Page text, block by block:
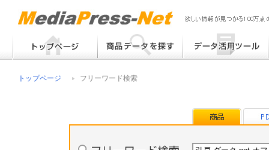
メーカー別検索
トップページ フリーワード検索